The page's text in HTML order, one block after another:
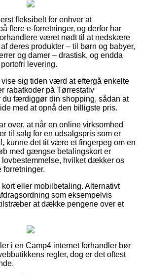
fleksibelt for enhver at
flere e-forretninger, og derfor har
været nødt til at nedskære
deres produkter – til børn og babyer,
og damer – drastisk, og endda
levering.
sig tiden værd at eftergå enkelte
rabatkoder på Tørrestativ
du færdiggør din shopping, sådan at
med at opnå den billigste pris.
over, at når en online virksomhed
til salg for en udsalgspris som er
kunne det tit være et fingerpeg om en
med gængse betalingskort er
lovbestemmelse, hvilket dækker os
eller mobilbetaling. Alternativt
som eksempelvis
at dække pengene over et
i en Camp4 internet forhandler bør
regler, dog er det oftest